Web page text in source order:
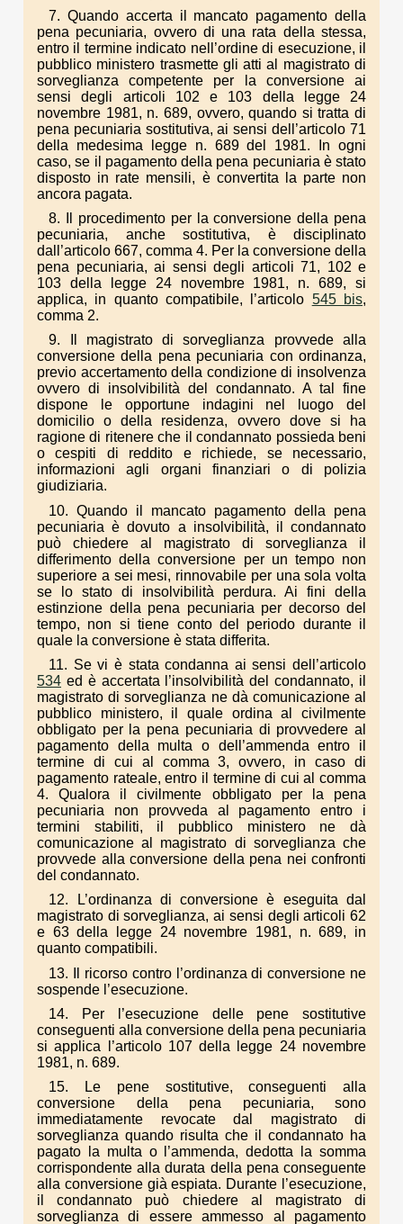
7. Quando accerta il mancato pagamento della
pena pecuniaria, ovvero di una rata della stessa,
entro il termine indicato nell’ordine di esecuzione, il
pubblico ministero trasmette gli atti al magistrato di
sorveglianza competente per la conversione ai
sensi degli articoli 102 e 103 della legge 24
novembre 1981, n. 689, ovvero, quando si tratta di
pena pecuniaria sostitutiva, ai sensi dell’articolo 71
della medesima legge n. 689 del 1981. In ogni
caso, se il pagamento della pena pecuniaria è stato
disposto in rate mensili, è convertita la parte non
ancora pagata.
8. Il procedimento per la conversione della pena
pecuniaria, anche sostitutiva, è disciplinato
dall’articolo 667, comma 4. Per la conversione della
pena pecuniaria, ai sensi degli articoli 71, 102 e
103 della legge 24 novembre 1981, n. 689, si
applica, in quanto compatibile, l’articolo 545 bis,
comma 2.
9. Il magistrato di sorveglianza provvede alla
conversione della pena pecuniaria con ordinanza,
previo accertamento della condizione di insolvenza
ovvero di insolvibilità del condannato. A tal fine
dispone le opportune indagini nel luogo del
domicilio o della residenza, ovvero dove si ha
ragione di ritenere che il condannato possieda beni
o cespiti di reddito e richiede, se necessario,
informazioni agli organi finanziari o di polizia
giudiziaria.
10. Quando il mancato pagamento della pena
pecuniaria è dovuto a insolvibilità, il condannato
può chiedere al magistrato di sorveglianza il
differimento della conversione per un tempo non
superiore a sei mesi, rinnovabile per una sola volta
se lo stato di insolvibilità perdura. Ai fini della
estinzione della pena pecuniaria per decorso del
tempo, non si tiene conto del periodo durante il
quale la conversione è stata differita.
11. Se vi è stata condanna ai sensi dell’articolo
534 ed è accertata l’insolvibilità del condannato, il
magistrato di sorveglianza ne dà comunicazione al
pubblico ministero, il quale ordina al civilmente
obbligato per la pena pecuniaria di provvedere al
pagamento della multa o dell’ammenda entro il
termine di cui al comma 3, ovvero, in caso di
pagamento rateale, entro il termine di cui al comma
4. Qualora il civilmente obbligato per la pena
pecuniaria non provveda al pagamento entro i
termini stabiliti, il pubblico ministero ne dà
comunicazione al magistrato di sorveglianza che
provvede alla conversione della pena nei confronti
del condannato.
12. L’ordinanza di conversione è eseguita dal
magistrato di sorveglianza, ai sensi degli articoli 62
e 63 della legge 24 novembre 1981, n. 689, in
quanto compatibili.
13. Il ricorso contro l’ordinanza di conversione ne
sospende l’esecuzione.
14. Per l’esecuzione delle pene sostitutive
conseguenti alla conversione della pena pecuniaria
si applica l’articolo 107 della legge 24 novembre
1981, n. 689.
15. Le pene sostitutive, conseguenti alla
conversione della pena pecuniaria, sono
immediatamente revocate dal magistrato di
sorveglianza quando risulta che il condannato ha
pagato la multa o l’ammenda, dedotta la somma
corrispondente alla durata della pena conseguente
alla conversione già espiata. Durante l’esecuzione,
il condannato può chiedere al magistrato di
sorveglianza di essere ammesso al pagamento